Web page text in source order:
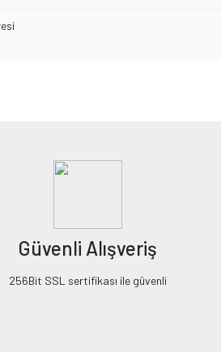
Güvenli Alışveriş
256Bit SSL sertifikası ile güvenli